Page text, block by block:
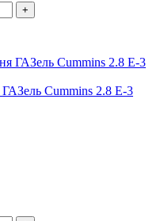
+
Cummins 2.8 Е-3